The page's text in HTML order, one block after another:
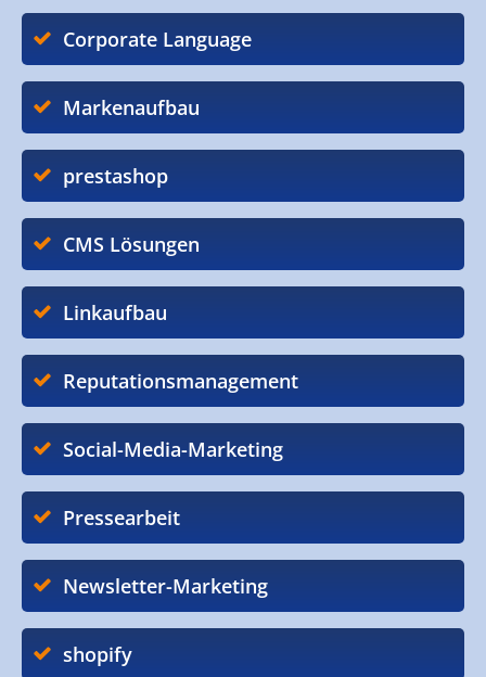
Corporate Language
Markenaufbau
prestashop
CMS Lösungen
Linkaufbau
Reputationsmanagement
Social-Media-Marketing
Pressearbeit
Newsletter-Marketing
shopify